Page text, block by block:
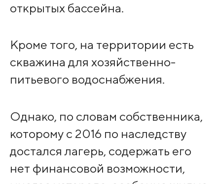
открытых бассейна.
Кроме того, на территории есть
скважина для хозяйственно-
питьевого водоснабжения.
Однако, по словам собственника,
которому с 2016 по наследству
достался лагерь, содержать его
нет финансовой возможности,